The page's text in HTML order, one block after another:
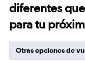
diferentes
para tu
Otras opciones de